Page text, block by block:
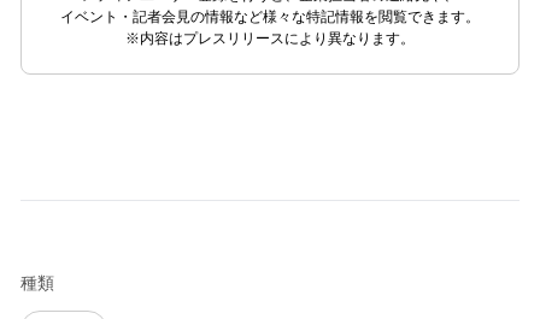
イベント・記者会見の情報など様々な特記情報を閲覧できます。
※内容はプレスリリースにより異なります。
種類